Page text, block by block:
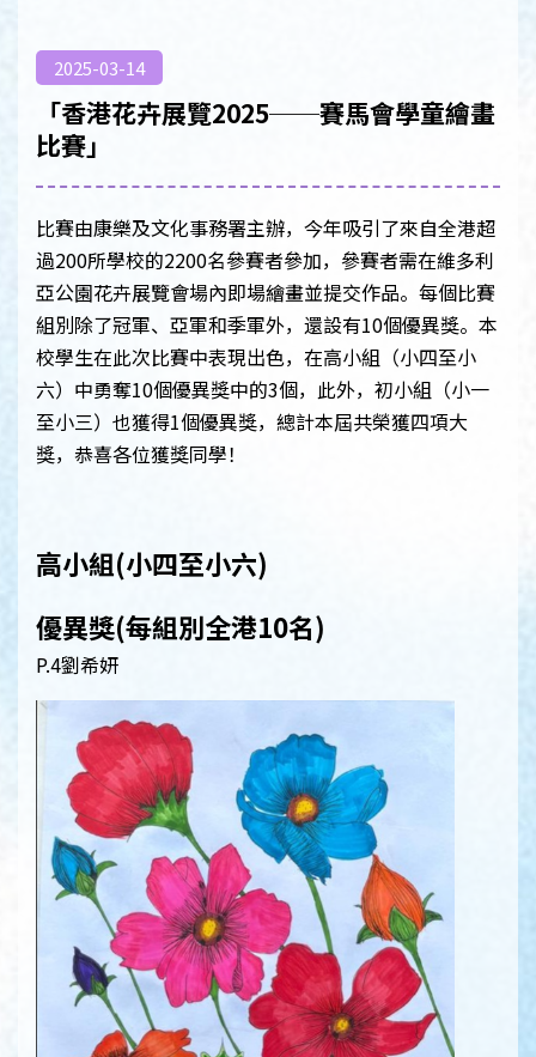
2025-03-14
「香港花卉展覽2025──賽馬會學童繪畫
比賽」
比賽由康樂及文化事務署主辦，今年吸引了來自全港超
過200所學校的2200名參賽者參加，參賽者需在維多利
亞公園花卉展覽會場內即場繪畫並提交作品。每個比賽
組別除了冠軍、亞軍和季軍外，還設有10個優異獎。本
校學生在此次比賽中表現出色，在高小組（小四至小
六）中勇奪10個優異獎中的3個，此外，初小組（小一
至小三）也獲得1個優異獎，總計本屆共榮獲四項大
獎，恭喜各位獲獎同學！
高小組(小四至小六)
優異獎(每組別全港10名)
P.4劉希妍